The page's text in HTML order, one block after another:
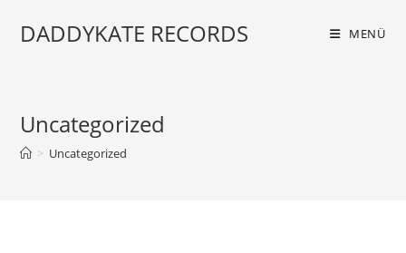
InhaltDADDYKATE RECORDS MENÜ
Uncategorized
> Uncategorized